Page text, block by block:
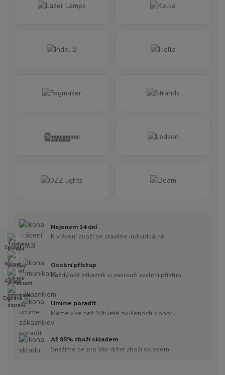
Zavolat
Napsat
Adresa
Doprava
Nejenom 14 dní
K vrácení zboží se stavíme individuálně
Osobní přístup
Každý náš zákazník si zaslouží kvalitní přístup
Umíme poradit
Máme více než 10ti leté zkušenosti v oboru
Až 95% zboží skladem
Snažíme se pro Vás držet zboží skladem